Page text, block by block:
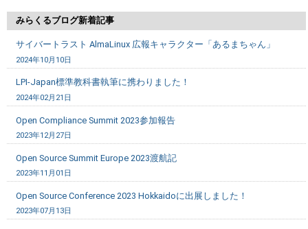
みらくるブログ新着記事
サイバートラスト AlmaLinux 広報キャラクター「あるまちゃん」
2024年10月10日
LPI-Japan標準教科書執筆に携わりました！
2024年02月21日
Open Compliance Summit 2023参加報告
2023年12月27日
Open Source Summit Europe 2023渡航記
2023年11月01日
Open Source Conference 2023 Hokkaidoに出展しました！
2023年07月13日